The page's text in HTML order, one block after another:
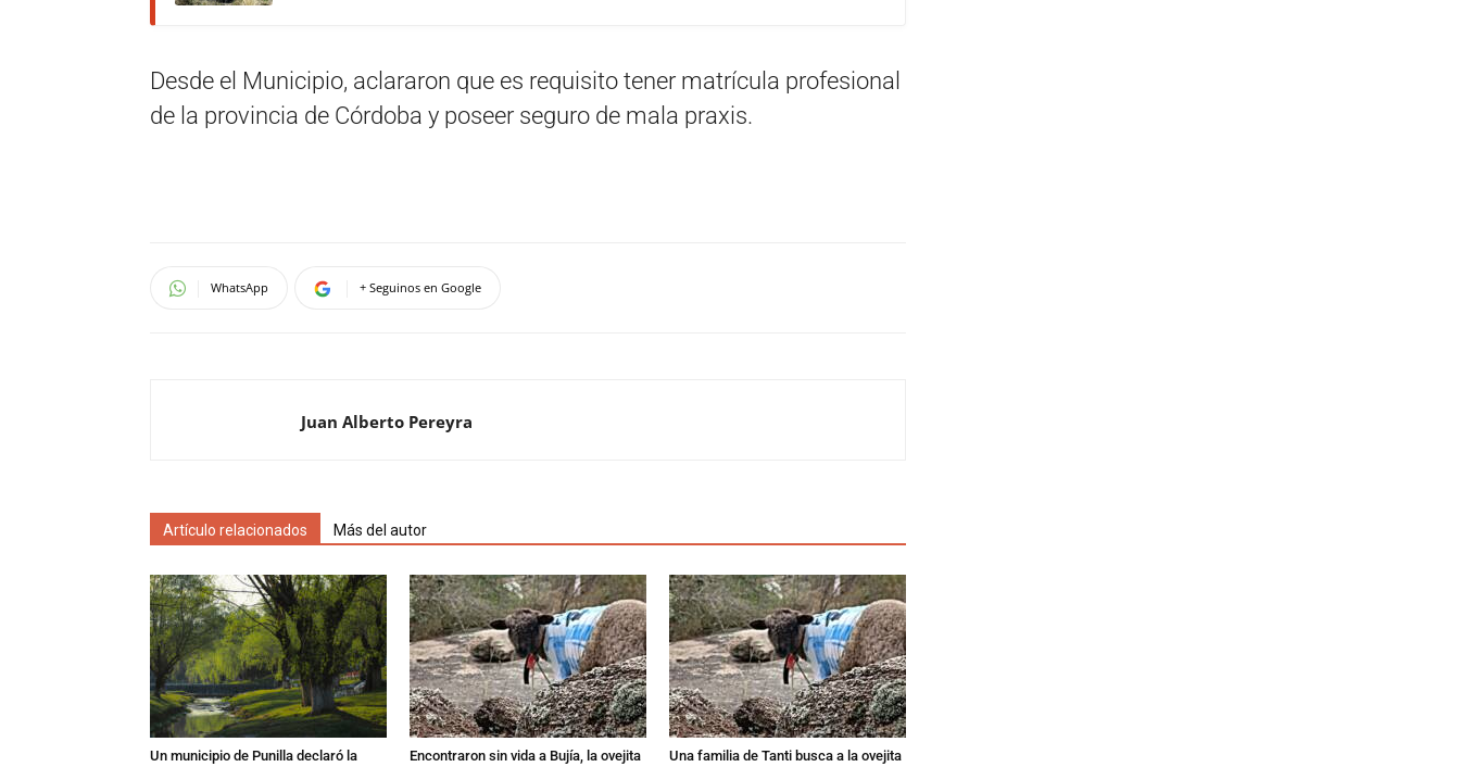
Desde el Municipio, aclararon que es requisito tener matrícula profesional
de la provincia de Córdoba y poseer seguro de mala praxis.
WhatsApp + Seguinos en Google
Juan Alberto Pereyra
Artículo relacionados Más del autor
Un municipio de Punilla declaró la
Encontraron sin vida a Bujía, la ovejita
Una familia de Tanti busca a la ovejita